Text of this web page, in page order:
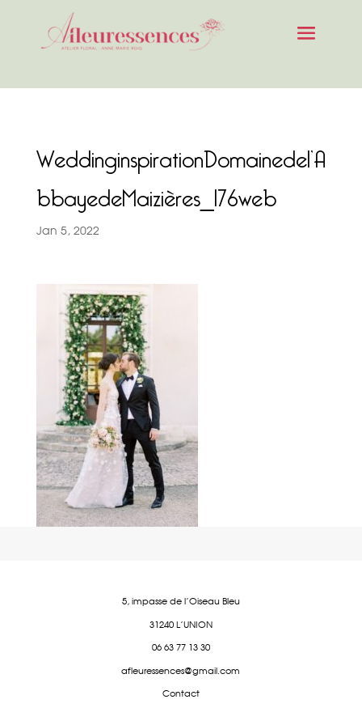
WeddinginspirationDomainedel’A
bbayedeMaizières_176web
Jan 5, 2022
5, impasse de l'Oiseau Bleu
31240 L'UNION
06 63 77 13 30
afleuressences@gmail.com
Contact